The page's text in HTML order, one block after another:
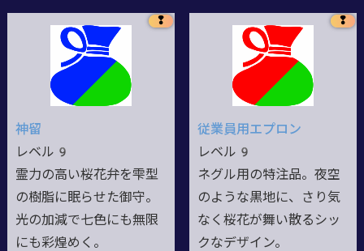
❢
神留
レベル9
霊力の高い桜花弁を雫型
の樹脂に眠らせた御守。
光の加減で七色にも無限
にも彩煌めく。
❢
従業員用エプロン
レベル9
ネグル用の特注品。夜空
のような黒地に、さり気
なく桜花が舞い散るシッ
クなデザイン。